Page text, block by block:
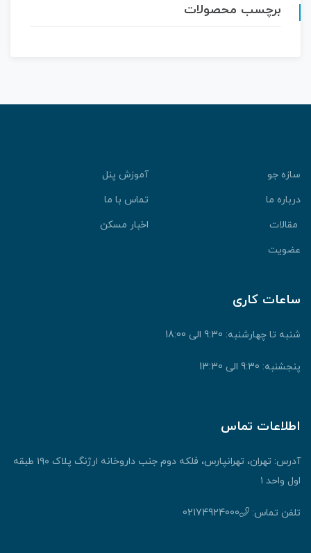
برچسب محصولات
سازه جو
آموزش پنل
درباره ما
تماس با ما
مقالات
اخبار مسکن
عضویت
ساعات کاری
شنبه تا چهارشنبه: 9:30 الی 18:00
پنجشنبه: 9:30 الی 13:30
اطلاعات تماس
آدرس: تهران، تهرانپارس، فلکه دوم جنب داروخانه ارژنگ پلاک ۱۹۰ طبقه
اول واحد ۱
تلفن تماس: 02174924000